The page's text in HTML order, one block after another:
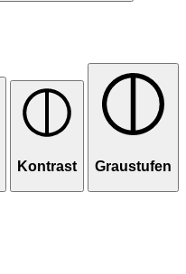
Kontrast Graustufen